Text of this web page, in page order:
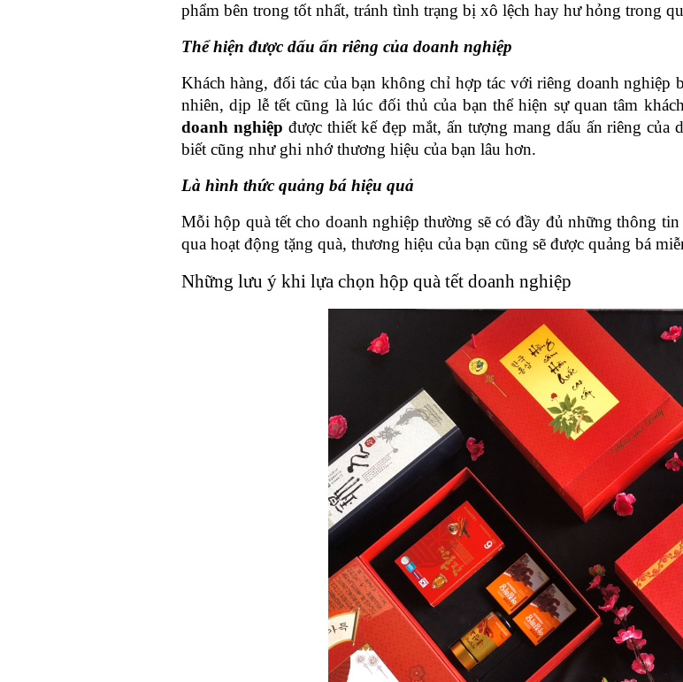
phẩm bên trong tốt nhất, tránh tình trạng bị xô lệch hay hư hỏng trong
Thể hiện được dấu ấn riêng của doanh nghiệp
Khách hàng, đối tác của bạn không chỉ hợp tác với riêng doanh nghiệp
nhiên, dịp lễ tết cũng là lúc đối thủ của bạn thể hiện sự quan tâm
doanh nghiệp được thiết kế đẹp mắt, ấn tượng mang dấu ấn riêng của
biết cũng như ghi nhớ thương hiệu của bạn lâu hơn.
Là hình thức quảng bá hiệu quả
Mỗi hộp quà tết cho doanh nghiệp thường sẽ có đầy đủ những thông
qua hoạt động tặng quà, thương hiệu của bạn cũng sẽ được quảng bá
Những lưu ý khi lựa chọn hộp quà tết doanh nghiệp